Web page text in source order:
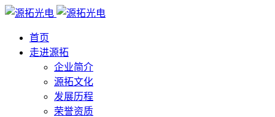
首页
走进源拓
企业简介
源拓文化
发展历程
荣誉资质